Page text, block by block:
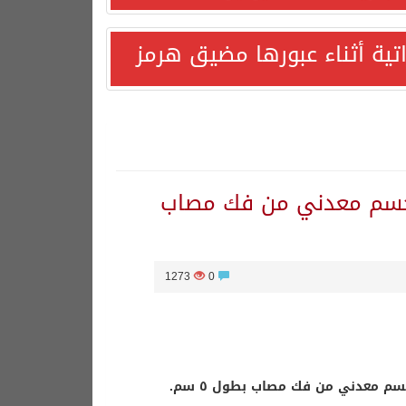
أثناء عبورها مضيق هرمز
جسم معدني من فك مصاب
0
1273
معدني من فك مصاب بطول ٥ سم.